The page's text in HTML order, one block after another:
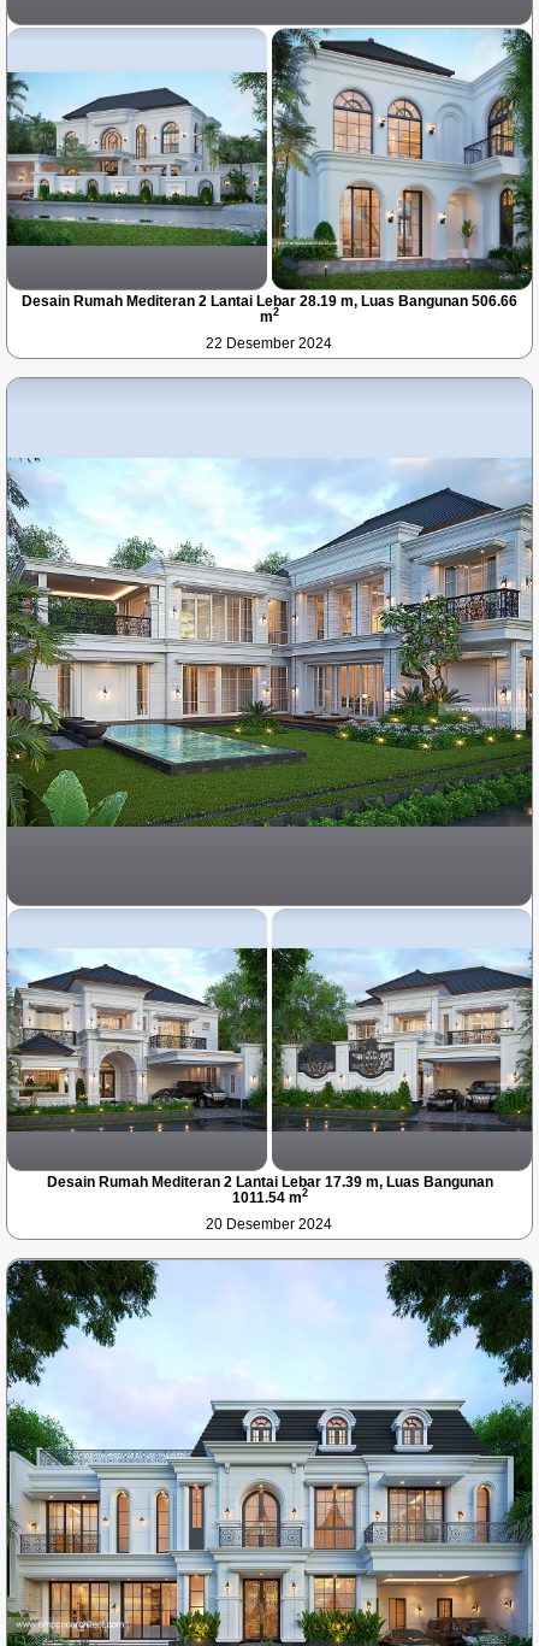
Desain Rumah Mediteran 2 Lantai Lebar 28.19 m, Luas Bangunan 506.66
m2
22 Desember 2024
Desain Rumah Mediteran 2 Lantai Lebar 17.39 m, Luas Bangunan
1011.54 m2
20 Desember 2024